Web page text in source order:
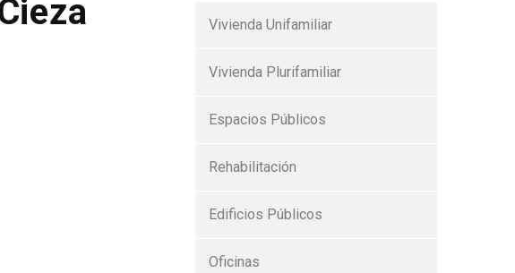
Vivienda Unifamiliar
Vivienda Plurifamiliar
Espacios Públicos
Rehabilitación
Edificios Públicos
Oficinas